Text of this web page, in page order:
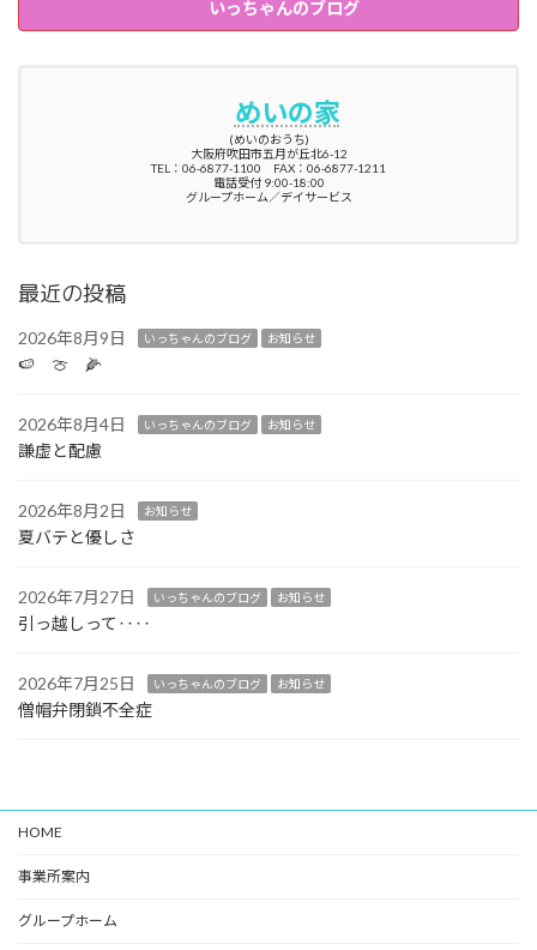
いっちゃんのブログ
めいの家
(めいのおうち)
大阪府吹田市五月が丘北6-12
TEL：06-6877-1100 FAX：06-6877-1211
電話受付 9:00-18:00
グループホーム／デイサービス
最近の投稿
2026年8月9日 いっちゃんのブログ お知らせ
🍉 🍈 🌽
2026年8月4日 いっちゃんのブログ お知らせ
謙虚と配慮
2026年8月2日 お知らせ
夏バテと優しさ
2026年7月27日 いっちゃんのブログ お知らせ
引っ越しって‥‥
2026年7月25日 いっちゃんのブログ お知らせ
僧帽弁閉鎖不全症
HOME
事業所案内
グループホーム